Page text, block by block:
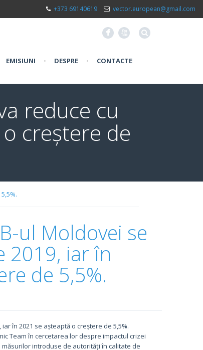
+373 69140619 vector.european@gmail.com
F X
EMISIUNI • DESPRE • CONTACTE
reduce cu
creștere de
ul Moldovei se
2019, iar în
de 5,5%.
în 2021 se așteaptă o creștere de 5,5%.
Team în cercetarea lor despre impactul crizei
introduse de autorități în calitate de